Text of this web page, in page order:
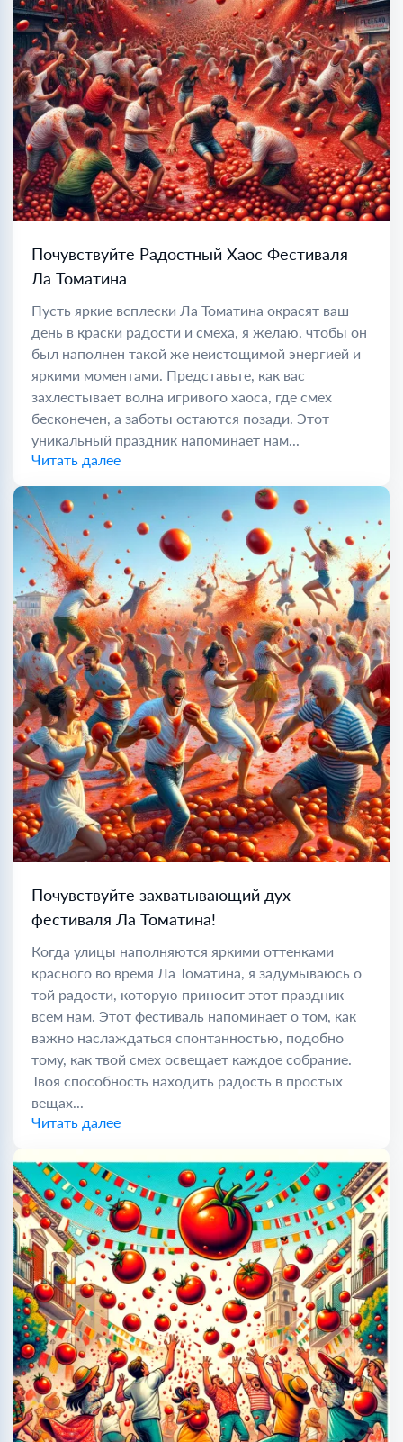
Почувствуйте Радостный Хаос Фестиваля
Ла Томатина
Пусть яркие всплески Ла Томатина окрасят ваш
день в краски радости и смеха, я желаю, чтобы он
был наполнен такой же неистощимой энергией и
яркими моментами. Представьте, как вас
захлестывает волна игривого хаоса, где смех
бесконечен, а заботы остаются позади. Этот
уникальный праздник напоминает нам...
Читать далее
Почувствуйте захватывающий дух
фестиваля Ла Томатина!
Когда улицы наполняются яркими оттенками
красного во время Ла Томатина, я задумываюсь о
той радости, которую приносит этот праздник
всем нам. Этот фестиваль напоминает о том, как
важно наслаждаться спонтанностью, подобно
тому, как твой смех освещает каждое собрание.
Твоя способность находить радость в простых
вещах...
Читать далее